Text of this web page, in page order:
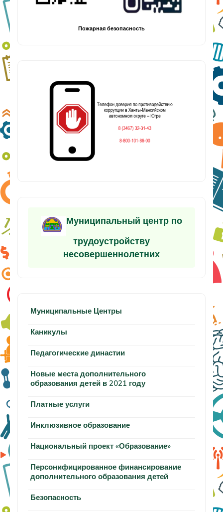
Пожарная безопасность
Муниципальный центр по
трудоустройству
несовершеннолетних
Муниципальные Центры
Каникулы
Педагогические династии
Новые места дополнительного
образования детей в 2021 году
Платные услуги
Инклюзивное образование
Национальный проект «Образование»
Персонифицированное финансирование
дополнительного образования детей
Безопасность